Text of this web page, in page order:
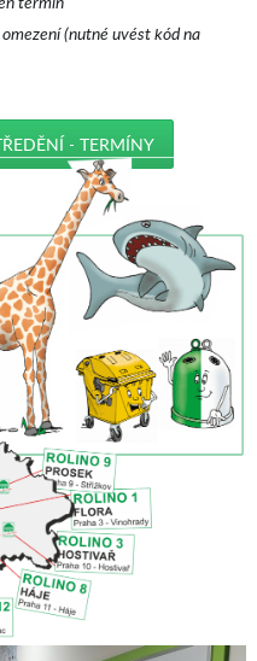
(nutné uvést kód na
- TERMÍNY